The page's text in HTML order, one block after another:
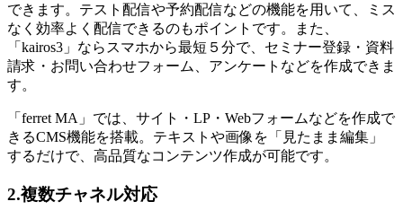
できます。テスト配信や予約配信などの機能を用いて、ミス
なく効率よく配信できるのもポイントです。また、
「kairos3」ならスマホから最短５分で、セミナー登録・資料
請求・お問い合わせフォーム、アンケートなどを作成できま
す。
「ferret MA」では、サイト・LP・Webフォームなどを作成で
きるCMS機能を搭載。テキストや画像を「見たまま編集」
するだけで、高品質なコンテンツ作成が可能です。
2.複数チャネル対応